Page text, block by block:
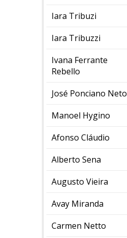
Iara Tribuzi
Iara Tribuzzi
Ivana Ferrante
Rebello
José Ponciano Neto
Manoel Hygino
Afonso Cláudio
Alberto Sena
Augusto Vieira
Avay Miranda
Carmen Netto